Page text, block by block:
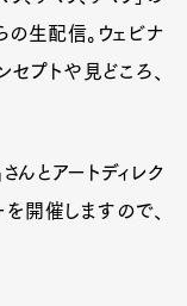
の生配信。ウェビナ
プトや見どころ、
とアートディレク
開催しますので、